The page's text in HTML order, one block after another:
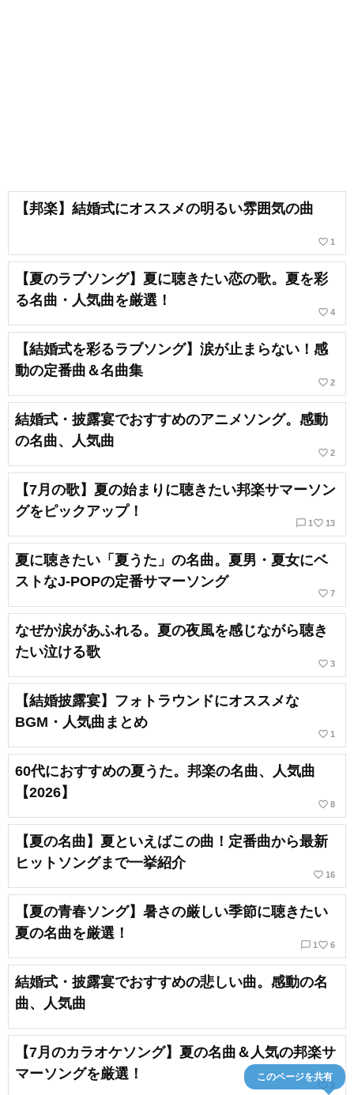
【邦楽】結婚式にオススメの明るい雰囲気の曲
favorite_border 1
【夏のラブソング】夏に聴きたい恋の歌。夏を彩
る名曲・人気曲を厳選！
favorite_border 4
【結婚式を彩るラブソング】涙が止まらない！感
動の定番曲＆名曲集
favorite_border 2
結婚式・披露宴でおすすめのアニメソング。感動
の名曲、人気曲
favorite_border 2
【7月の歌】夏の始まりに聴きたい邦楽サマーソン
グをピックアップ！
chat_bubble_outline 1 favorite_border 13
夏に聴きたい「夏うた」の名曲。夏男・夏女にベ
ストなJ-POPの定番サマーソング
favorite_border 7
なぜか涙があふれる。夏の夜風を感じながら聴き
たい泣ける歌
favorite_border 3
【結婚披露宴】フォトラウンドにオススメな
BGM・人気曲まとめ
favorite_border 1
60代におすすめの夏うた。邦楽の名曲、人気曲
【2026】
favorite_border 8
【夏の名曲】夏といえばこの曲！定番曲から最新
ヒットソングまで一挙紹介
favorite_border 16
【夏の青春ソング】暑さの厳しい季節に聴きたい
夏の名曲を厳選！
chat_bubble_outline 1 favorite_border 6
結婚式・披露宴でおすすめの悲しい曲。感動の名
曲、人気曲
【7月のカラオケソング】夏の名曲＆人気の邦楽サ
マーソングを厳選！
favorite_border
このページを共有